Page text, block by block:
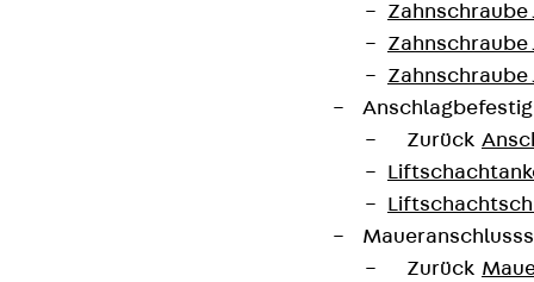
Zahnschraube
Zahnschraube
Zahnschraube
Zurück
Zurück
Wir freuen uns auf Ihre